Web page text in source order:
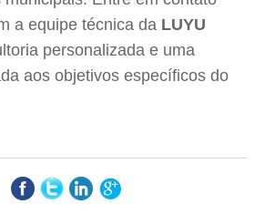
a equipe técnica da LUYU
personalizada e uma
aos objetivos específicos do